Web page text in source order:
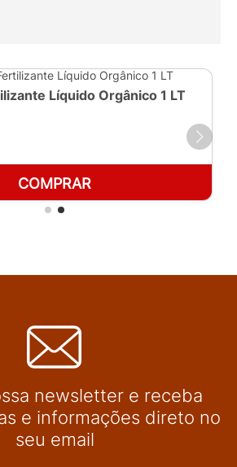
Líquido Orgânico 1 LT
COMPRAR
newsletter e receba
e informações direto no
seu email